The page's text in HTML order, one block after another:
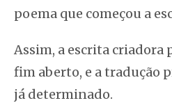
poema que começou a
Assim, a escrita
fim aberto, e a tradução
já determinado.